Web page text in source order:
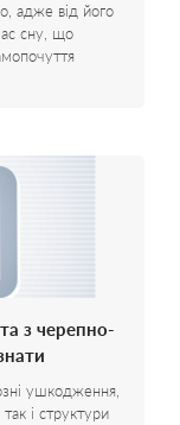
адже від його
сну, що
з черепно-
ушкодження,
і структури